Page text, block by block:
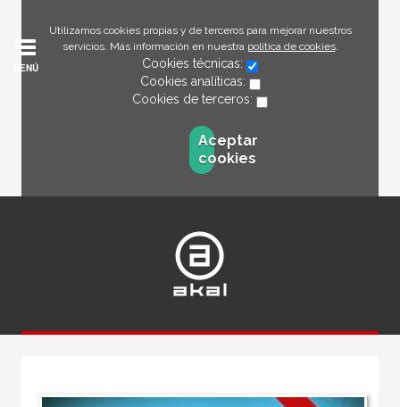
Utilizamos cookies propias y de terceros para mejorar nuestros
servicios. Más información en nuestra política de cookies.
Cookies técnicas:
Cookies analíticas:
Cookies de terceros:
Aceptar
cookies
MENÚ